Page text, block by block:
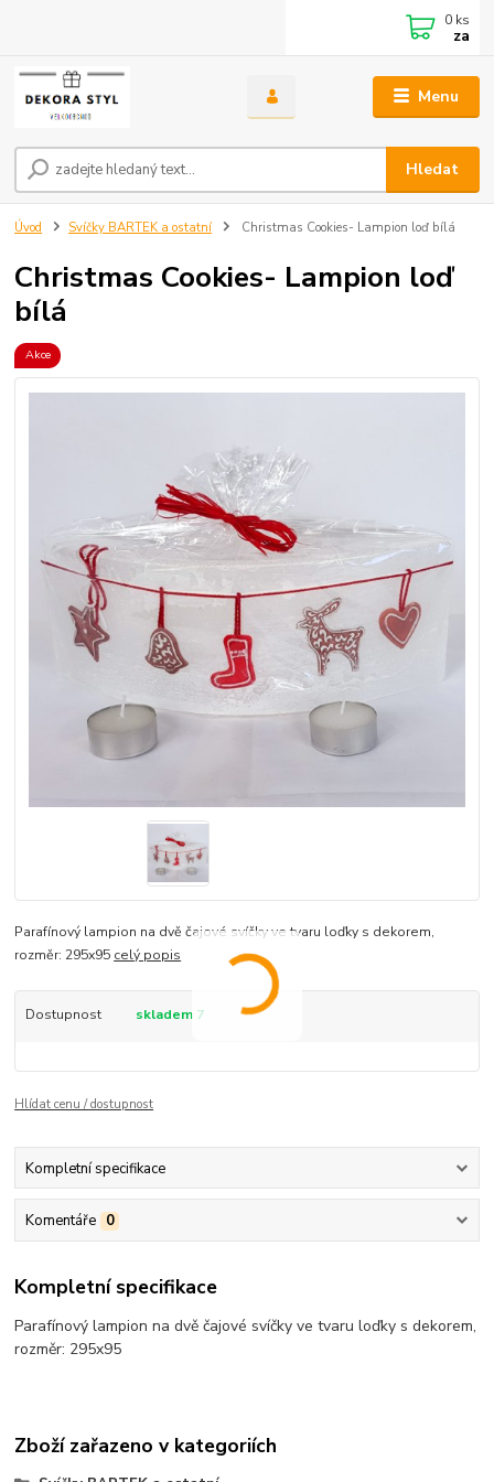
Menu
Hledat
0 ks
za
Úvod Svíčky BARTEK a ostatní Christmas Cookies- Lampion loď bílá
Christmas Cookies- Lampion loď
bílá
Akce
Parafínový lampion na dvě čajové svíčky ve tvaru loďky s dekorem,
rozměr: 295x95 celý popis
Dostupnost skladem 7
Hlídat cenu / dostupnost
Kompletní specifikace
Komentáře 0
Kompletní specifikace
Parafínový lampion na dvě čajové svíčky ve tvaru loďky s dekorem,
rozměr: 295x95
Zboží zařazeno v kategoriích